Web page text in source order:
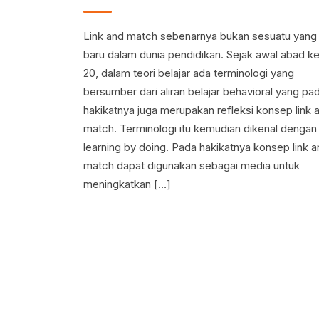
Link and match sebenarnya bukan sesuatu yang
baru dalam dunia pendidikan. Sejak awal abad
20, dalam teori belajar ada terminologi yang
bersumber dari aliran belajar behavioral yang
hakikatnya juga merupakan refleksi konsep link
match. Terminologi itu kemudian dikenal dengan
learning by doing. Pada hakikatnya konsep link
match dapat digunakan sebagai media untuk
meningkatkan […]